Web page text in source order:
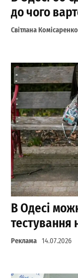
до чого
Світлана Комісаренко
В Одесі
тестування
Реклама 14.07.2026